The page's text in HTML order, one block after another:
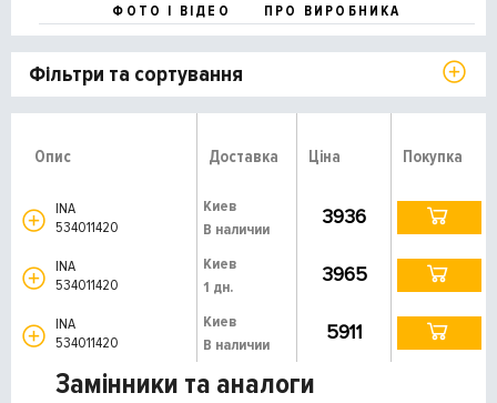
ФОТО І ВІДЕО
ПРО ВИРОБНИКА
Фільтри та сортування
Опис Доставка Ціна Покупка
INA
534011420
Киев
В наличии
3936
INA
534011420
Киев
1 дн.
3965
INA
534011420
Киев
В наличии
5911
Замінники та аналоги